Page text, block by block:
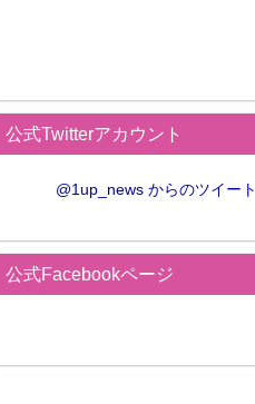
公式Twitterアカウント
@1up_news からのツイート
公式Facebookページ